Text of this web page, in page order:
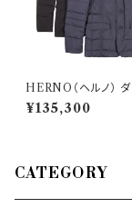
HERNO（ヘルノ）
ット PI108UL 29413
¥135,300
CATEGORY